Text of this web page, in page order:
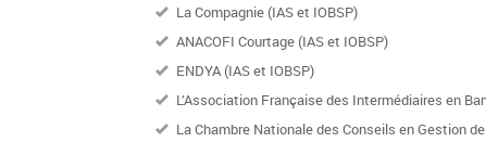
La Compagnie (IAS et IOBSP)
ANACOFI Courtage (IAS et IOBSP)
ENDYA (IAS et IOBSP)
L’Association Française des Intermédiaires en
La Chambre Nationale des Conseils en Gestion